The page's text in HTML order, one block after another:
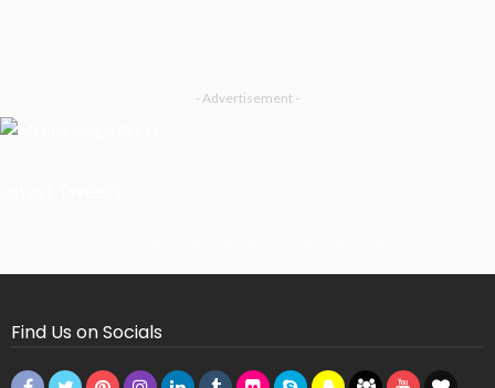
- Advertisement -
Find Us on Socials